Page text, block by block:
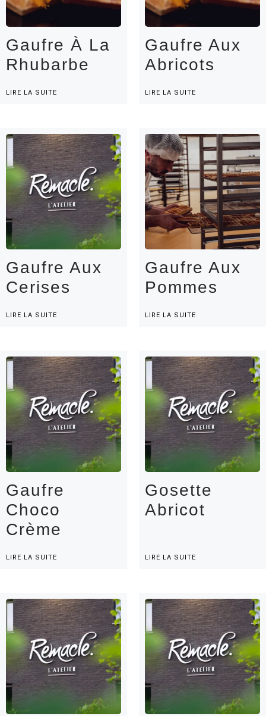
Gaufre À La
Rhubarbe
LIRE LA SUITE
Gaufre Aux
Abricots
LIRE LA SUITE
Gaufre Aux
Cerises
LIRE LA SUITE
Gaufre Aux
Pommes
LIRE LA SUITE
Gaufre
Choco
Crème
LIRE LA SUITE
Gosette
Abricot
LIRE LA SUITE